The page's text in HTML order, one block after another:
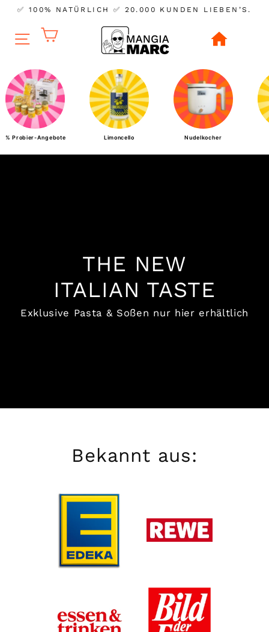
zum
Inhalt
✅ 100% NATÜRLICH ✅ 20.000 KUNDEN LIEBEN’S.
M
a
n
g
i
a
M
Einkaufswagen
% Probier-Angebote Limoncello Nudelkocher
THE NEW
ITALIAN TASTE
Exklusive Pasta & Soßen nur hier erhältlich
Bekannt aus: